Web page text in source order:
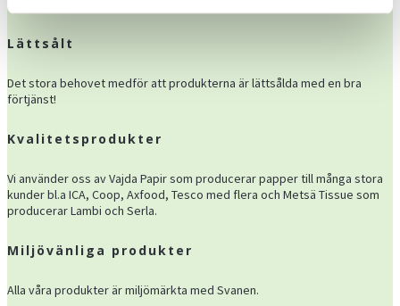
används av alla varje dag.
Lättsålt
Det stora behovet medför att produkterna är lättsålda med en bra
förtjänst!
Kvalitetsprodukter
Vi använder oss av Vajda Papir som producerar papper till många stora
kunder bl.a ICA, Coop, Axfood, Tesco med flera och Metsä Tissue som
producerar Lambi och Serla.
Miljövänliga produkter
Alla våra produkter är miljömärkta med Svanen.